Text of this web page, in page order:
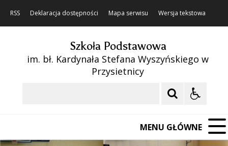
RSS Deklaracja dostępności Mapa serwisu Wersja tekstowa
Szkoła Podstawowa
im. bł. Kardynała Stefana Wyszyńskiego w
Przysietnicy
MENU GŁÓWNE